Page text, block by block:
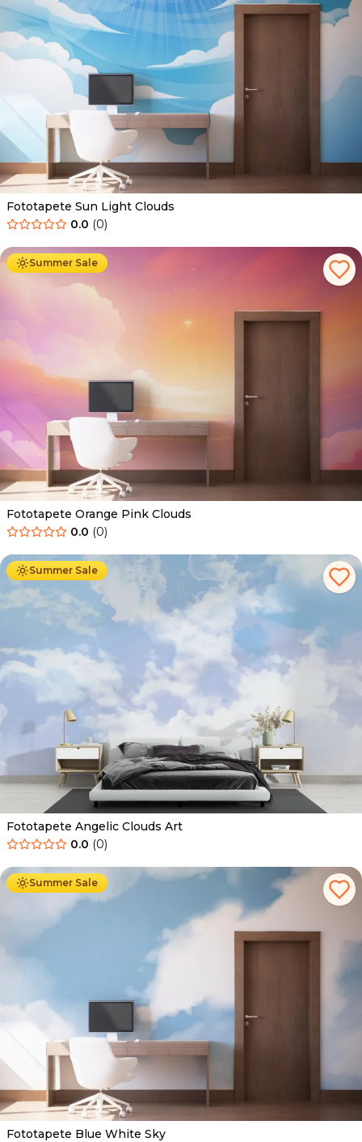
Fototapete Sun Light Clouds
0.0 (0)
Summer Sale
Ab 34.90 € 19.90
Fototapete Orange Pink Clouds
0.0 (0)
Summer Sale
Ab 34.90 € 19.90
Fototapete Angelic Clouds Art
0.0 (0)
Summer Sale
Ab 34.90 € 19.90
Fototapete Blue White Sky